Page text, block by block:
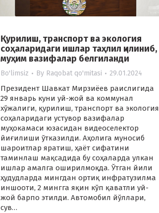
Қурилиш, транспорт ва экология
соҳаларидаги ишлар таҳлил қилиниб,
муҳим вазифалар белгиланди
Bo'limsiz By Raqobat qo'mitasi 29.01.2024
Президент Шавкат Мирзиёев раислигида
29 январь куни уй-жой ва коммунал
хўжалиги, қурилиш, транспорт ва экология
соҳаларидаги устувор вазифалар
муҳокамаси юзасидан видеоселектор
йиғилиши ўтказилди. Аҳолига муносиб
шароитлар яратиш, ҳаёт сифатини
таминлаш мақсадида бу соҳаларда улкан
ишлар амалга оширилмоқда. Ўтган йили
ҳудудларда мингдан ортиқ инфратузилма
иншооти, 2 мингга яқин кўп қаватли уй-
жой барпо этилди. Автомобил йўллари,
сув…